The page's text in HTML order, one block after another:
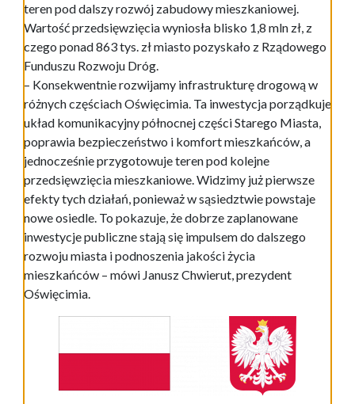
teren pod dalszy rozwój zabudowy mieszkaniowej.
Wartość przedsięwzięcia wyniosła blisko 1,8 mln zł, z
czego ponad 863 tys. zł miasto pozyskało z Rządowego
Funduszu Rozwoju Dróg.
– Konsekwentnie rozwijamy infrastrukturę drogową w
różnych częściach Oświęcimia. Ta inwestycja porządkuje
układ komunikacyjny północnej części Starego Miasta,
poprawia bezpieczeństwo i komfort mieszkańców, a
jednocześnie przygotowuje teren pod kolejne
przedsięwzięcia mieszkaniowe. Widzimy już pierwsze
efekty tych działań, ponieważ w sąsiedztwie powstaje
nowe osiedle. To pokazuje, że dobrze zaplanowane
inwestycje publiczne stają się impulsem do dalszego
rozwoju miasta i podnoszenia jakości życia
mieszkańców – mówi Janusz Chwierut, prezydent
Oświęcimia.